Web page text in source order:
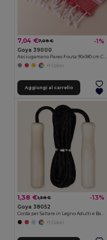
7,04 €7,09 € -1%
Goya 39000
Asciugamano Pareo Fouta 90x180 cm Cotone/Poliester ZANZIBAR
+1 Colori
Aggiungi al carrello
1,38 €1,58 € -13%
Goya 38052
+1 Colori